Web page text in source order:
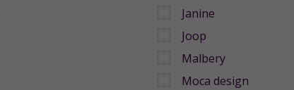
Janine
Joop
Malbery
Moca design